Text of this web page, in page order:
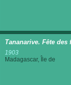
Tananarive. Fête des
1903
Madagascar, Île de